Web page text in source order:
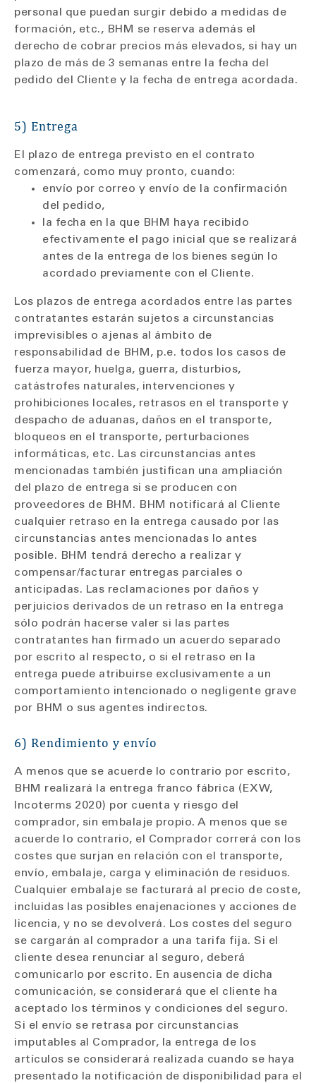
personal que puedan surgir debido a medidas de
formación, etc., BHM se reserva además el
derecho de cobrar precios más elevados, si hay un
plazo de más de 3 semanas entre la fecha del
pedido del Cliente y la fecha de entrega acordada.
5) Entrega
El plazo de entrega previsto en el contrato
comenzará, como muy pronto, cuando:
envío por correo y envío de la confirmación
del pedido,
la fecha en la que BHM haya recibido
efectivamente el pago inicial que se realizará
antes de la entrega de los bienes según lo
acordado previamente con el Cliente.
Los plazos de entrega acordados entre las partes
contratantes estarán sujetos a circunstancias
imprevisibles o ajenas al ámbito de
responsabilidad de BHM, p.e. todos los casos de
fuerza mayor, huelga, guerra, disturbios,
catástrofes naturales, intervenciones y
prohibiciones locales, retrasos en el transporte y
despacho de aduanas, daños en el transporte,
bloqueos en el transporte, perturbaciones
informáticas, etc. Las circunstancias antes
mencionadas también justifican una ampliación
del plazo de entrega si se producen con
proveedores de BHM. BHM notificará al Cliente
cualquier retraso en la entrega causado por las
circunstancias antes mencionadas lo antes
posible. BHM tendrá derecho a realizar y
compensar/facturar entregas parciales o
anticipadas. Las reclamaciones por daños y
perjuicios derivados de un retraso en la entrega
sólo podrán hacerse valer si las partes
contratantes han firmado un acuerdo separado
por escrito al respecto, o si el retraso en la
entrega puede atribuirse exclusivamente a un
comportamiento intencionado o negligente grave
por BHM o sus agentes indirectos.
6) Rendimiento y envío
A menos que se acuerde lo contrario por escrito,
BHM realizará la entrega franco fábrica (EXW,
Incoterms 2020) por cuenta y riesgo del
comprador, sin embalaje propio. A menos que se
acuerde lo contrario, el Comprador correrá con los
costes que surjan en relación con el transporte,
envío, embalaje, carga y eliminación de residuos.
Cualquier embalaje se facturará al precio de coste,
incluidas las posibles enajenaciones y acciones de
licencia, y no se devolverá. Los costes del seguro
se cargarán al comprador a una tarifa fija. Si el
cliente desea renunciar al seguro, deberá
comunicarlo por escrito. En ausencia de dicha
comunicación, se considerará que el cliente ha
aceptado los términos y condiciones del seguro.
Si el envío se retrasa por circunstancias
imputables al Comprador, la entrega de los
artículos se considerará realizada cuando se haya
presentado la notificación de disponibilidad para el